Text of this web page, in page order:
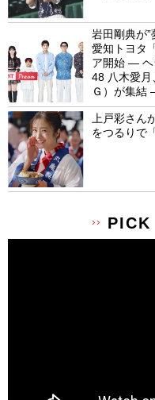
岩田剛典が”
愛知トヨタ
ア開始 ― ヘ
48 八木愛月
Ｇ）が集結
上戸彩さん
をつるりで
PICK